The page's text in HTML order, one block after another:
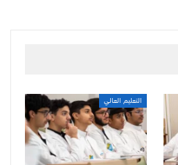
التعليم العالي